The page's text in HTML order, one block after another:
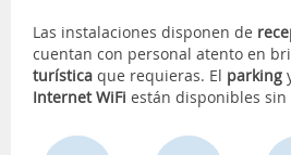
Las instalaciones disponen de
cuentan con personal atento en
turística que requieras. El parking
Internet WiFi están disponibles sin